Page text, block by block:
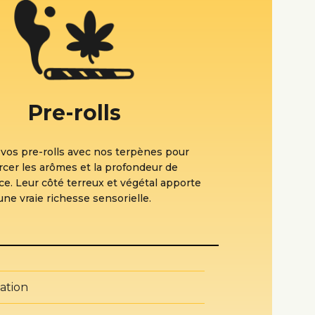
Pre-rolls
pre-rolls avec nos terpènes pour
les arômes et la profondeur de
Leur côté terreux et végétal apporte
vraie richesse sensorielle.